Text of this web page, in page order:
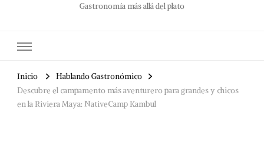
Gastronomía más allá del plato
Inicio
Hablando Gastronómico
Descubre el campamento más aventurero para grandes y chicos
en la Riviera Maya: NativeCamp Kambul